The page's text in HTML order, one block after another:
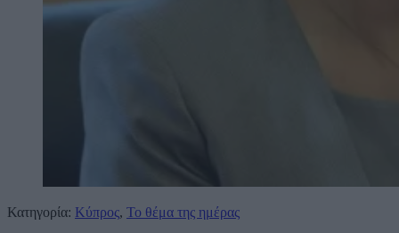
Κατηγορία: Κύπρος, Το θέμα της ημέρας